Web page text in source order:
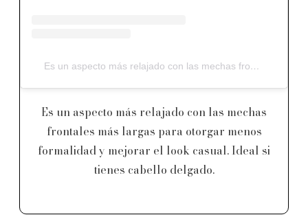
Es un aspecto más relajado con las mechas frontales más largas para otorgar menos formalidad y mejorar el look casual. Ideal si tienes cabello delgado.
Es un aspecto más relajado con las mechas
frontales más largas para otorgar menos
formalidad y mejorar el look casual. Ideal si
tienes cabello delgado.